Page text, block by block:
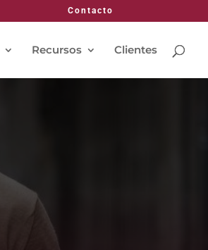
Contacto
Recursos Clientes